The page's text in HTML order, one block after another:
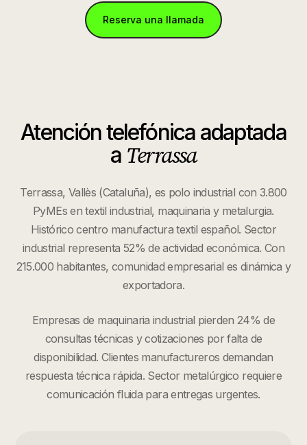
Reserva una llamada
Atención telefónica adaptada
a Terrassa
Terrassa, Vallès (Cataluña), es polo industrial con 3.800
PyMEs en textil industrial, maquinaria y metalurgia.
Histórico centro manufactura textil español. Sector
industrial representa 52% de actividad económica. Con
215.000 habitantes, comunidad empresarial es dinámica y
exportadora.
Empresas de maquinaria industrial pierden 24% de
consultas técnicas y cotizaciones por falta de
disponibilidad. Clientes manufactureros demandan
respuesta técnica rápida. Sector metalúrgico requiere
comunicación fluida para entregas urgentes.